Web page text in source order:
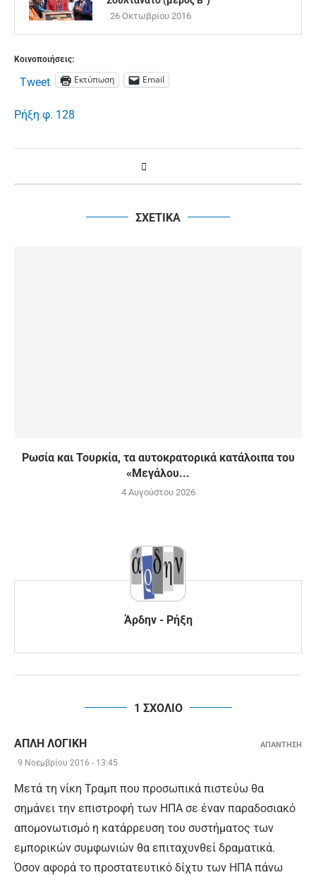
26 Οκτωβρίου 2016
Κοινοποιήσεις:
Tweet Εκτύπωση Email
Ρήξη φ. 128
ΣΧΕΤΙΚΑ
Ρωσία και Τουρκία, τα αυτοκρατορικά κατάλοιπα του
«Μεγάλου...
4 Αυγούστου 2026
Άρδην - Ρήξη
1 ΣΧΟΛΙΟ
ΑΠΛΗ ΛΟΓΙΚΗ
9 Νοεμβρίου 2016 - 13:45
Μετά τη νίκη Τραμπ που προσωπικά πιστεύω θα
σημάνει την επιστροφή των ΗΠΑ σε έναν παραδοσιακό
απομονωτισμό η κατάρρευση του συστήματος των
εμπορικών συμφωνιών θα επιταχυνθεί δραματικά.
Όσον αφορά το προστατευτικό δίχτυ των ΗΠΑ πάνω
ΑΠΑΝΤΗΣΗ